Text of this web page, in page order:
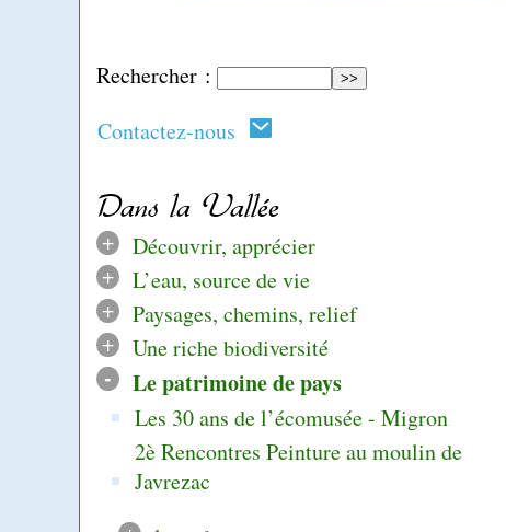
Rechercher :
Contactez-nous
Dans la Vallée
+
Découvrir, apprécier
+
L’eau, source de vie
+
Paysages, chemins, relief
+
Une riche biodiversité
- Le patrimoine de pays
Les 30 ans de l’écomusée - Migron
2è Rencontres Peinture au moulin de
Javrezac